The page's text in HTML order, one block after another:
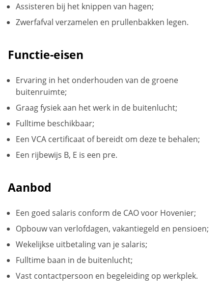
Assisteren bij het knippen van hagen;
Zwerfafval verzamelen en prullenbakken legen.
Functie-eisen
Ervaring in het onderhouden van de groene
buitenruimte;
Graag fysiek aan het werk in de buitenlucht;
Fulltime beschikbaar;
Een VCA certificaat of bereidt om deze te behalen;
Een rijbewijs B, E is een pre.
Aanbod
Een goed salaris conform de CAO voor Hovenier;
Opbouw van verlofdagen, vakantiegeld en pensioen;
Wekelijkse uitbetaling van je salaris;
Fulltime baan in de buitenlucht;
Vast contactpersoon en begeleiding op werkplek.